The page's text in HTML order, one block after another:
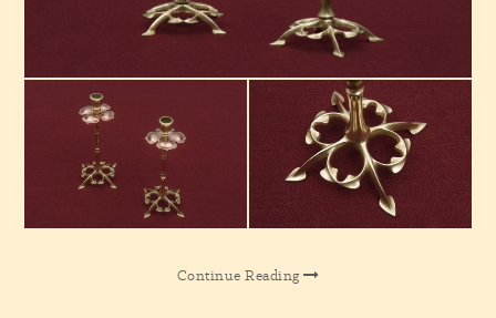
Continue Reading